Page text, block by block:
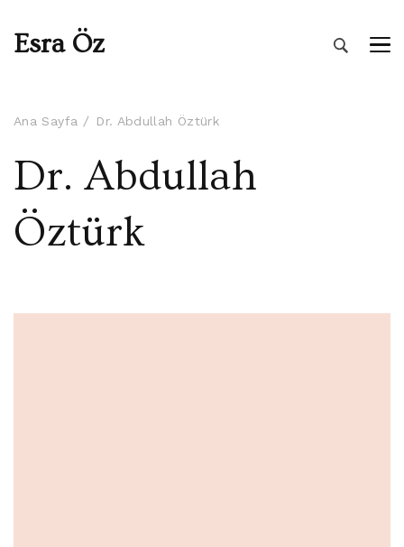
Esra Öz
Ana Sayfa Dr. Abdullah Öztürk
Dr. Abdullah
Öztürk